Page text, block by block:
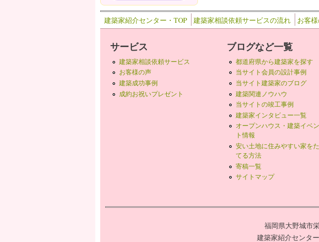
建築家紹介センター・TOP 建築家相談依頼サービスの流れ お客
サービス
建築家相談依頼サービス
お客様の声
建築成功事例
成約お祝いプレゼント
ブログなど一覧
都道府県から建築家を探す
当サイト会員の設計事例
当サイト建築家のブログ
建築関連ノウハウ
当サイトの竣工事例
建築家インタビュー一覧
オープンハウス・建築イベン
ト情報
安い土地に住みやすい家をた
てる方法
寄稿一覧
サイトマップ
福岡県大野城市
建築家紹介センタ